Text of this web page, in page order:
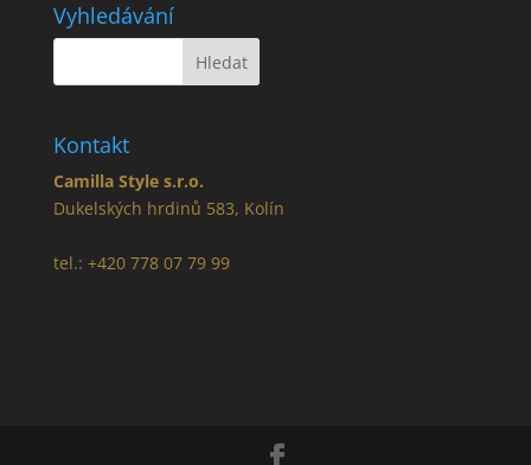
Vyhledávání
Kontakt
Camilla Style s.r.o.
Dukelských hrdinů 583, Kolín
tel.: +420 778 07 79 99